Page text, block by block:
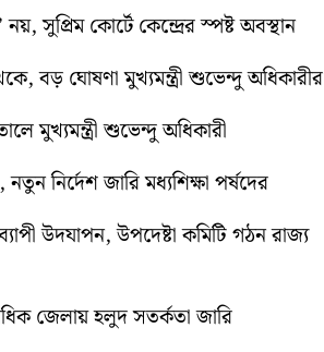
সুপ্রিম কোর্টে কেন্দ্রের স্পষ্ট অবস্থান
বড় ঘোষণা মুখ্যমন্ত্রী শুভেন্দু অধিকারীর
মুখ্যমন্ত্রী শুভেন্দু অধিকারী
নির্দেশ জারি মধ্যশিক্ষা পর্ষদের
উদযাপন, উপদেষ্টা কমিটি গঠন রাজ্য
জেলায় হলুদ সতর্কতা জারি